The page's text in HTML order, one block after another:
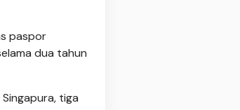
paspor
dua tahun
tiga